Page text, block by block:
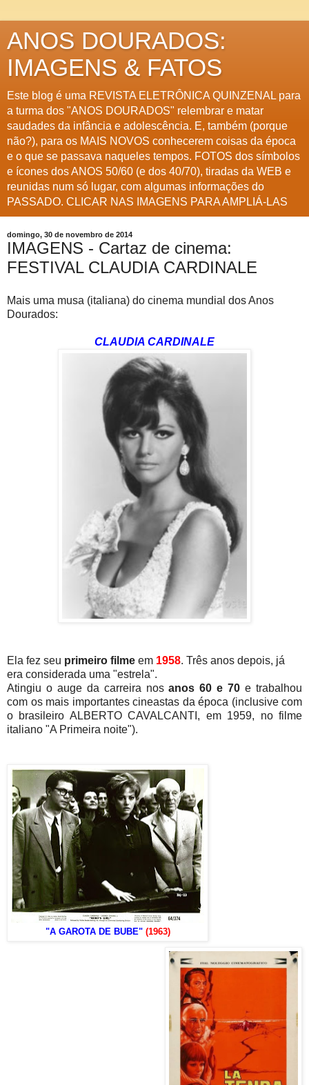
ANOS DOURADOS:
IMAGENS & FATOS
Este blog é uma REVISTA ELETRÔNICA QUINZENAL para
a turma dos "ANOS DOURADOS" relembrar e matar
saudades da infância e adolescência. E, também (porque
não?), para os MAIS NOVOS conhecerem coisas da época
e o que se passava naqueles tempos. FOTOS dos símbolos
e ícones dos ANOS 50/60 (e dos 40/70), tiradas da WEB e
reunidas num só lugar, com algumas informações do
PASSADO. CLICAR NAS IMAGENS PARA AMPLIÁ-LAS
domingo, 30 de novembro de 2014
IMAGENS - Cartaz de cinema:
FESTIVAL CLAUDIA CARDINALE
Mais uma musa (italiana) do cinema mundial dos Anos
Dourados:
CLAUDIA CARDINALE
Ela fez seu primeiro filme em 1958. Três anos depois, já
era considerada uma "estrela".
Atingiu o auge da carreira nosanos 60 e 70 e trabalhou
com os mais importantes cineastas da época (inclusive com
o brasileiro ALBERTO CAVALCANTI, em 1959, no filme
italiano "A Primeira noite").
"A GAROTA DE BUBE" (1963)